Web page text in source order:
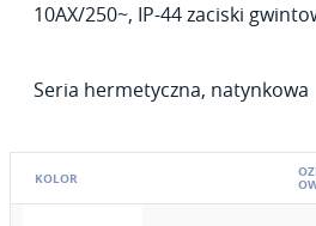
10AX/250~, IP-44 zaciski
Seria hermetyczna, natynkowa
KOLOR